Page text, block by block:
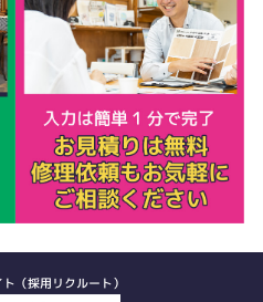
（採用リクルート）